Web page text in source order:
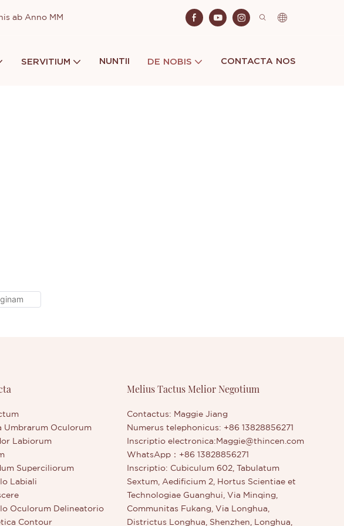
ab Anno MM
SERVITIUM NUNTII DE NOBIS CONTACTA NOS
Umbrarum Oculorum
Labiorum
Superciliorum
Labiali
Oculorum Delineatorio
Contour
Melius Tactus Melior Negotium
Contactus: Maggie Jiang
Numerus telephonicus: +86 13828856271
Inscriptio electronica: Maggie@thincen.com
WhatsApp：+86 13828856271
Inscriptio: Cubiculum 602, Tabulatum
Sextum, Aedificium 2, Hortus Scientiae et
Technologiae Guanghui, Via Minqing,
Communitas Fukang, Via Longhua,
Districtus Longhua, Shenzhen, Longhua,